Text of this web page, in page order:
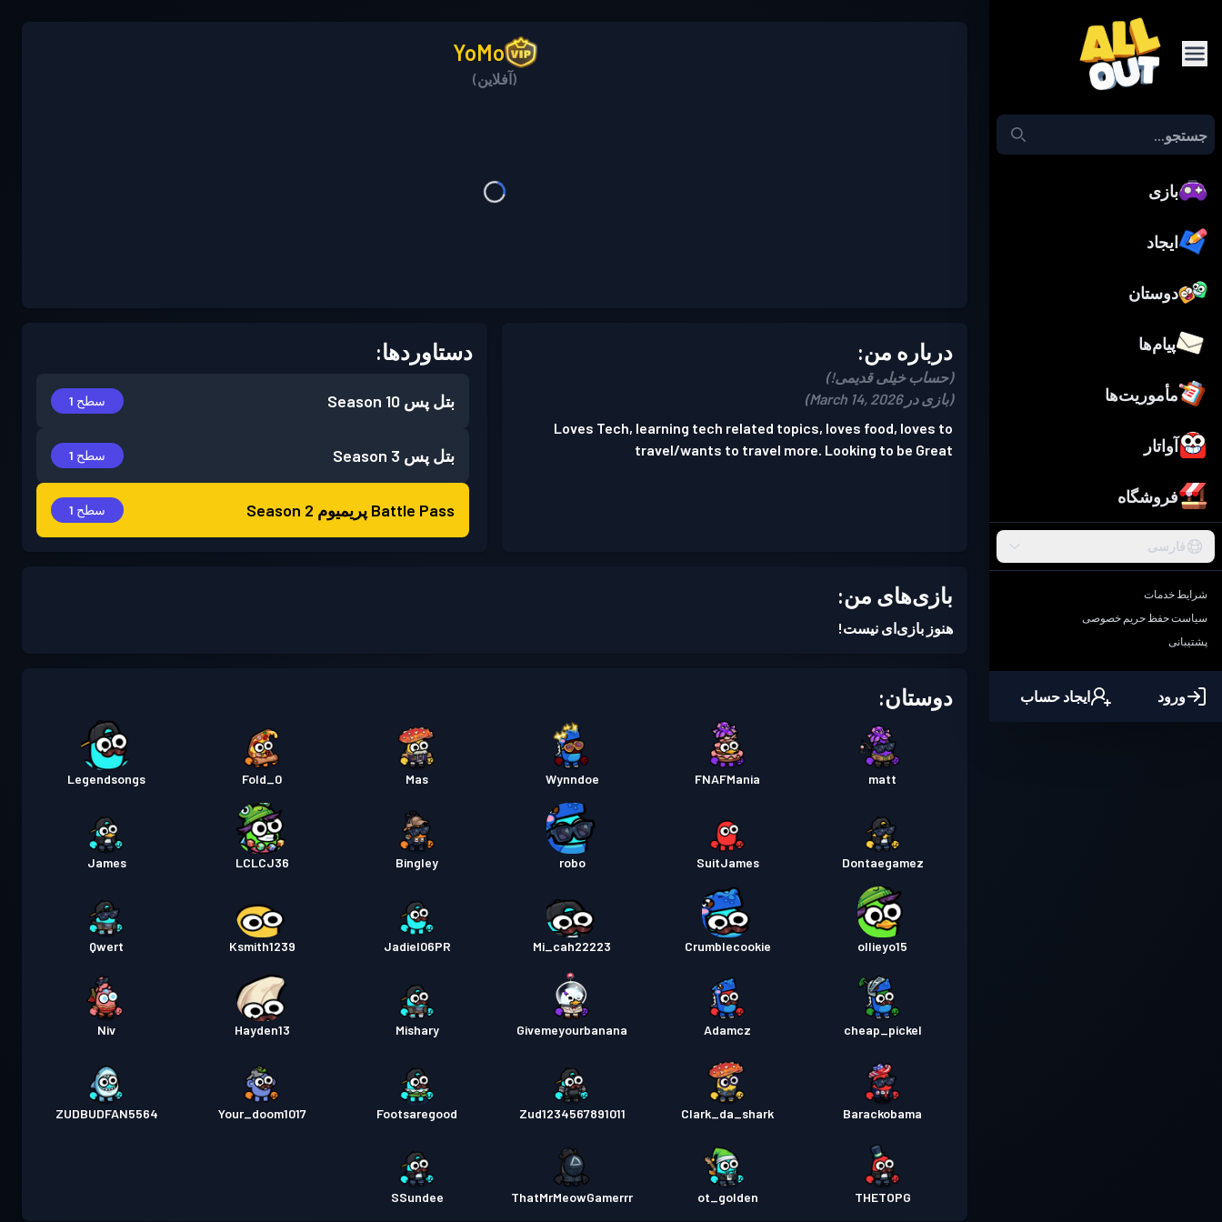
بازی
ایجاد
دوستان
پیام‌ها
مأموریت‌ها
آواتار
فروشگاه
فارسی
شرایط خدمات
سیاست حفظ حریم خصوصی
پشتیبانی
ورود ایجاد حساب
YoMo
(آفلاین)
درباره من:
(حساب خیلی قدیمی!)
(بازی در March 14, 2026)
Loves Tech, learning tech related topics, loves food, loves to
travel/wants to travel more. Looking to be Great
دستاوردها:
بتل پس Season 10 سطح 1
بتل پس Season 3 سطح 1
Battle Pass پریمیوم Season 2 سطح 1
بازی‌های من:
هنوز بازی‌ای نیست!
دوستان:
matt
FNAFMania
Wynndoe
Mas
0_Fold
Legendsongs
Dontaegamez
SuitJames
robo
Bingley
LCLCJ36
James
ollieyo15
Crumblecookie
Mi_cah22223
Jadiel06PR
Ksmith1239
Qwert
cheap_pickel
Adamcz
Givemeyourbanana
Mishary
Hayden13
Niv
Barackobama
Clark_da_shark
Zud1234567891011
Footsaregood
Your_doom1017
ZUDBUDFAN5564
THETOPG
ot_golden
ThatMrMeowGamerrr
SSundee